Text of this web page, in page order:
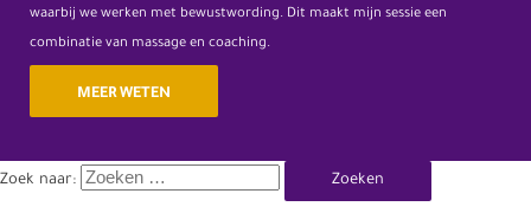
waarbij we werken met bewustwording. Dit maakt mijn sessie een
combinatie van massage en coaching.
MEER WETEN
Zoek naar: